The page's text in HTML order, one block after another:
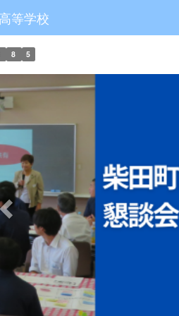
等学校
8 5
p
r
e
v
i
o
u
s